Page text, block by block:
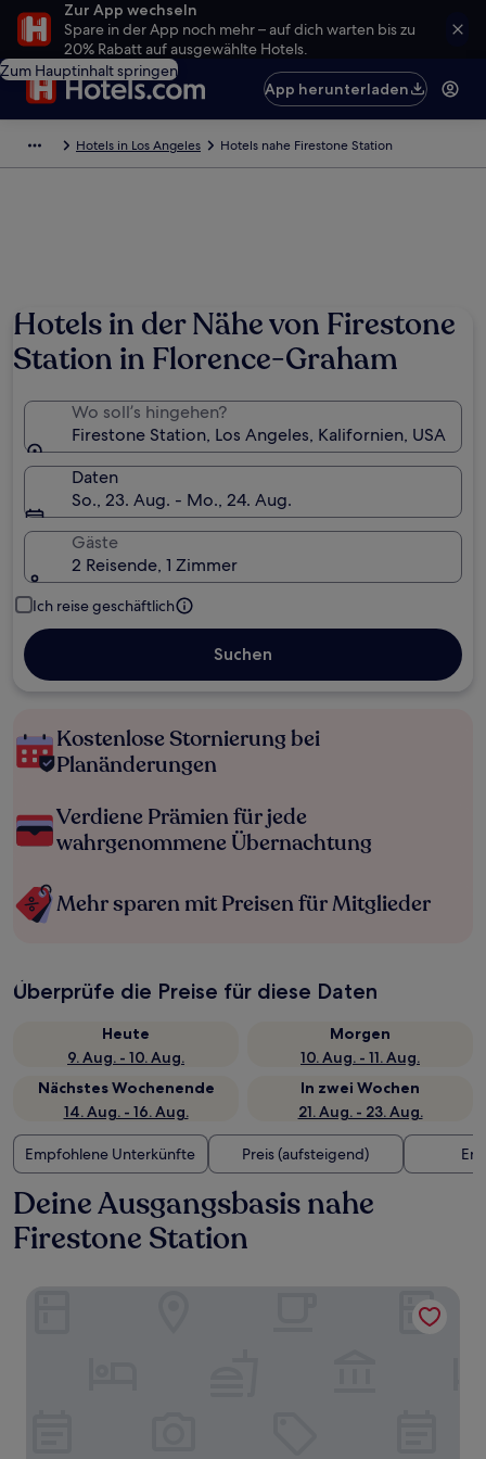
Zur App wechseln
Spare in der App noch mehr – auf dich warten bis zu
20% Rabatt auf ausgewählte Hotels.
Zum Hauptinhalt springen
App herunterladen
Hotels in Los Angeles Hotels nahe Firestone Station
Hotels in der Nähe von Firestone
Station in Florence-Graham
Wo soll’s hingehen?
Firestone Station, Los Angeles, Kalifornien, USA
Daten
So., 23. Aug. - Mo., 24. Aug.
Gäste
2 Reisende, 1 Zimmer
Ich reise geschäftlich
Suchen
Kostenlose Stornierung bei
Planänderungen
Verdiene Prämien für jede
wahrgenommene Übernachtung
Mehr sparen mit Preisen für Mitglieder
Überprüfe die Preise für diese Daten
Heute
9. Aug. - 10. Aug.
Morgen
10. Aug. - 11. Aug.
Nächstes Wochenende
14. Aug. - 16. Aug.
In zwei Wochen
21. Aug. - 23. Aug.
Empfohlene Unterkünfte Preis (aufsteigend)
Deine Ausgangsbasis nahe
Firestone Station